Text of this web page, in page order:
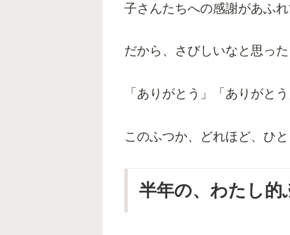
子さんたちへの感謝があふれ
だから、さびしいなと思っ
「ありがとう」「ありがと
このふつか、どれほど、ひ
半年の、わたし的